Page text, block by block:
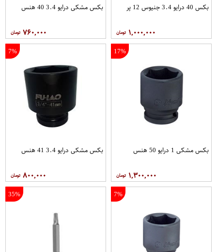
بکس 40 درایو 3.4 جنیوس 12 پر
۱,۰۰۰,۰۰۰
بکس مشکی درایو 3.4 40 هنس
۷۶۰,۰۰۰
17%
بکس مشکی 1 درایو 50 هنس
۱,۳۰۰,۰۰۰
7%
بکس مشکی درایو 3.4 41 هنس
۸۰۰,۰۰۰
7%
35%